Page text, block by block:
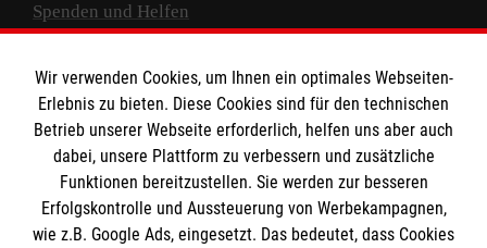
Spenden und Helfen
Empfänger: Malteser Hilfsdienst e.V.
IBAN: DE10 3706 0120 1201 2000 12
BIC: GENODED 1PA7
Wir verwenden Cookies, um Ihnen ein optimales Webseiten-
Erlebnis zu bieten. Diese Cookies sind für den technischen
Betrieb unserer Webseite erforderlich, helfen uns aber auch
dabei, unsere Plattform zu verbessern und zusätzliche
Funktionen bereitzustellen. Sie werden zur besseren
Erfolgskontrolle und Aussteuerung von Werbekampagnen,
wie z.B. Google Ads, eingesetzt. Das bedeutet, dass Cookies